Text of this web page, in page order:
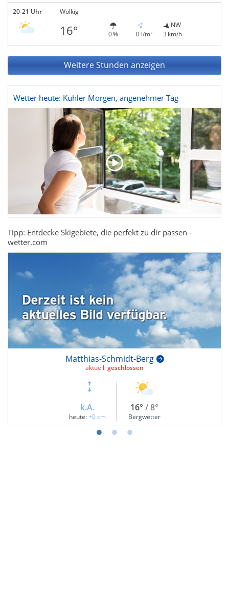
20-21 Uhr Wolkig
16° 0 % 0 l/m²
NW
3 km/h
Weitere Stunden anzeigen
Wetter heute: Kühler Morgen, angenehmer Tag
Tipp: Entdecke Skigebiete, die perfekt zu dir passen -
wetter.com
Matthias-Schmidt-Berg
aktuell:geschlossen
k.A.
heute: +0 cm
16° / 8°
Bergwetter